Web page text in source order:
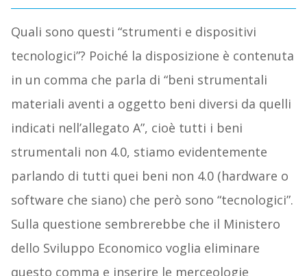
Quali sono questi “strumenti e dispositivi
tecnologici”? Poiché la disposizione è contenuta
in un comma che parla di “beni strumentali
materiali aventi a oggetto beni diversi da quelli
indicati nell’allegato A”, cioè tutti i beni
strumentali non 4.0, stiamo evidentemente
parlando di tutti quei beni non 4.0 (hardware o
software che siano) che però sono “tecnologici”.
Sulla questione sembrerebbe che il Ministero
dello Sviluppo Economico voglia eliminare
questo comma e inserire le merceologie